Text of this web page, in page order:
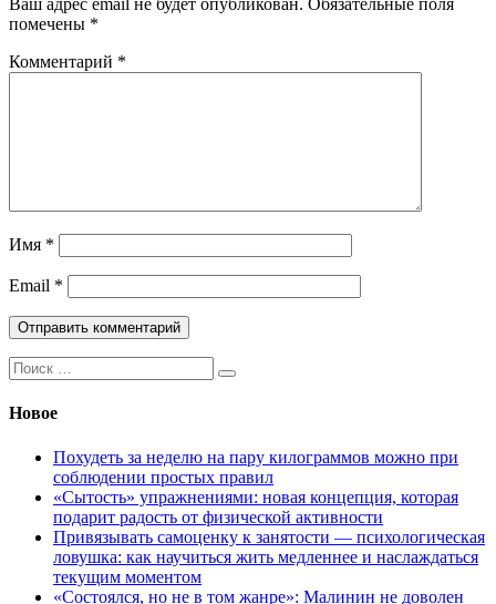
Ваш адрес email не будет опубликован. Обязательные поля
помечены *
Комментарий *
Имя *
Email *
Поиск:
Новое
Похудеть за неделю на пару килограммов можно при
соблюдении простых правил
«Сытость» упражнениями: новая концепция, которая
подарит радость от физической активности
Привязывать самоценку к занятости — психологическая
ловушка: как научиться жить медленнее и наслаждаться
текущим моментом
«Состоялся, но не в том жанре»: Малинин не доволен